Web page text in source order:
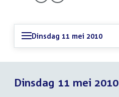
Dinsdag 11 mei 2010
Dinsdag 11 mei 2010